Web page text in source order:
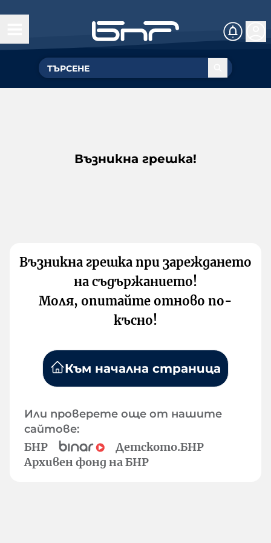
Възникна грешка!
Възникна грешка при зареждането
на съдържанието!
Моля, опитайте отново по-
късно!
Към начална страница
Или проверете още от нашите
сайтове:
БНР
Детското.БНР
Архивен фонд на БНР